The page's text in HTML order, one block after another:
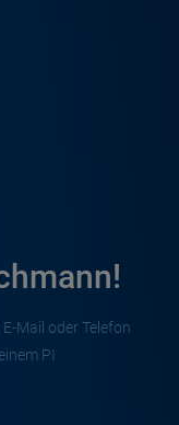
Mail oder Telefon
PI